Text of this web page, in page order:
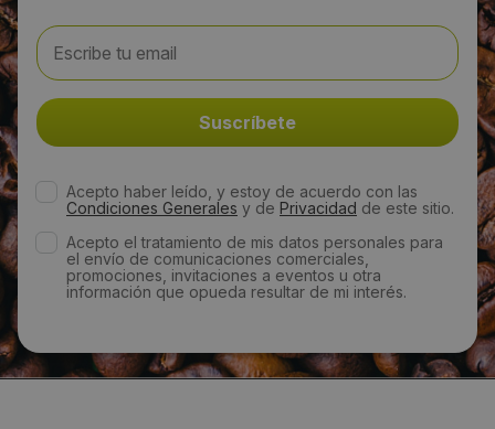
Acepto haber leído, y estoy de acuerdo con las
Condiciones Generales y de Privacidad de este sitio.
Acepto el tratamiento de mis datos personales para
el envío de comunicaciones comerciales,
promociones, invitaciones a eventos u otra
información que opueda resultar de mi interés.